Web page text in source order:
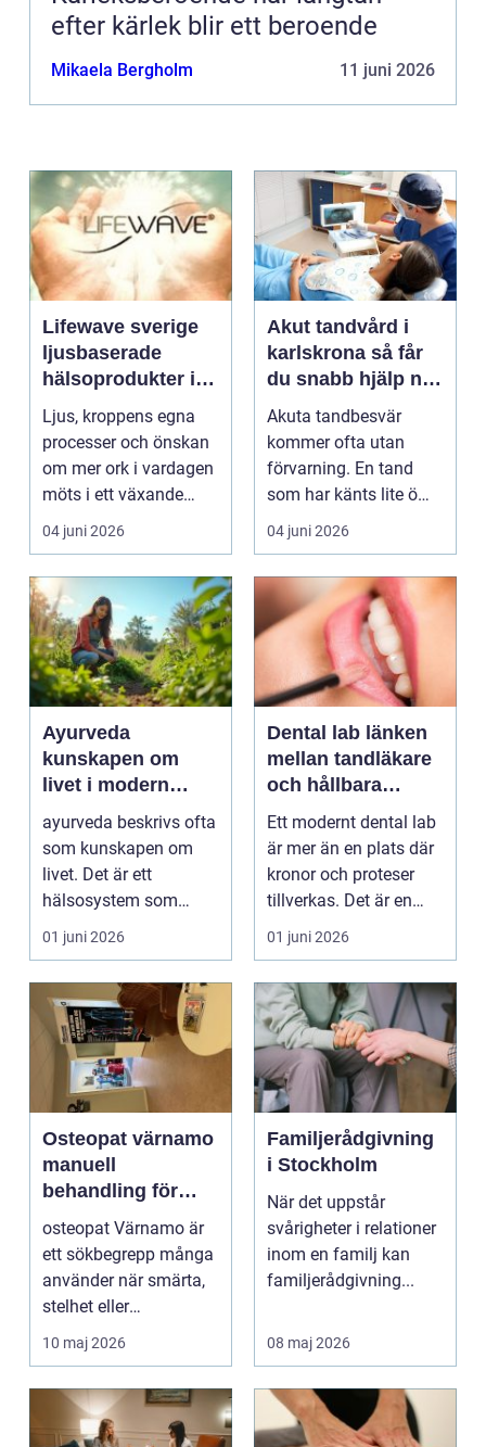
efter kärlek blir ett beroende
Mikaela Bergholm 11 juni 2026
Lifewave sverige
ljusbaserade
hälsoprodukter i
fokus
Ljus, kroppens egna
processer och önskan
om mer ork i vardagen
möts i ett växande
intresse för fotot...
04 juni 2026
Akut tandvård i
karlskrona så får
du snabb hjälp när
tanden krisar
Akuta tandbesvär
kommer ofta utan
förvarning. En tand
som har känts lite öm
kan plötsligt göra så
on...
04 juni 2026
Ayurveda
kunskapen om
livet i modern
vardag
ayurveda beskrivs ofta
som kunskapen om
livet. Det är ett
hälsosystem som
betonar balans, helhet
och...
01 juni 2026
Dental lab länken
mellan tandläkare
och hållbara
leenden
Ett modernt dental lab
är mer än en plats där
kronor och proteser
tillverkas. Det är en
teknisk och ...
01 juni 2026
Osteopat värnamo
manuell
behandling för
minskad smärta
och Ökad rörlighet
osteopat Värnamo är
ett sökbegrepp många
använder när smärta,
stelhet eller
återkommande värk
börjar...
10 maj 2026
Familjerådgivning
i Stockholm
När det uppstår
svårigheter i relationer
inom en familj kan
familjerådgivning...
08 maj 2026